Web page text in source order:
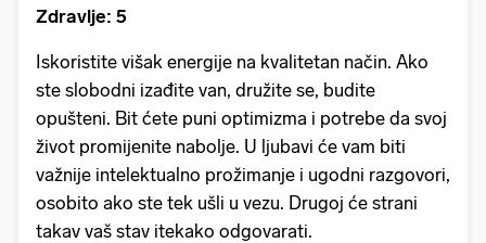
Zdravlje: 5
Iskoristite višak energije na kvalitetan način. Ako
ste slobodni izađite van, družite se, budite
opušteni. Bit ćete puni optimizma i potrebe da svoj
život promijenite nabolje. U ljubavi će vam biti
važnije intelektualno prožimanje i ugodni razgovori,
osobito ako ste tek ušli u vezu. Drugoj će strani
takav vaš stav itekako odgovarati.